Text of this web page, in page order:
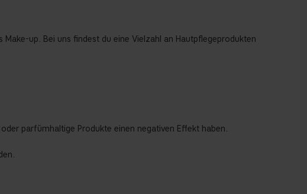
up. Bei uns findest du eine Vielzahl an Hautpflegeprodukten
parfümhaltige Produkte einen negativen Effekt haben.